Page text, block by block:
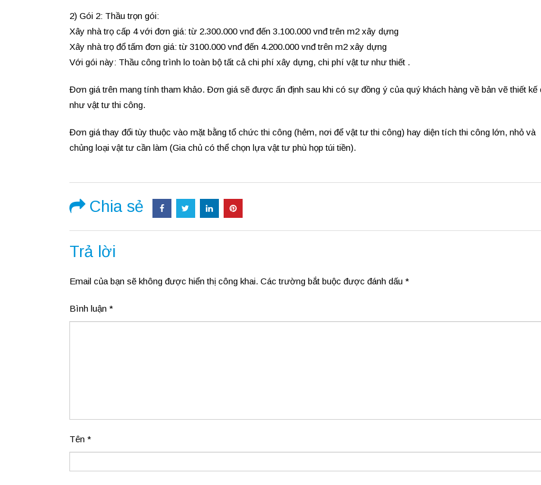
2) Gói 2: Thầu trọn gói:
Xây nhà trọ cấp 4 với đơn giá: từ 2.300.000 vnđ đến 3.100.000 vnđ trên m2 xây dựng
Xây nhà trọ đổ tấm đơn giá: từ 3100.000 vnđ đến 4.200.000 vnđ trên m2 xây dựng
Với gói này: Thầu công trình lo toàn bộ tất cả chi phí xây dựng, chi phí vật tư như thiết .
Đơn giá trên mang tính tham khảo. Đơn giá sẽ được ấn định sau khi có sự đồng ý của quý khách hàng về bản vẽ thiết kế
như vật tư thi công.
Đơn giá thay đổi tùy thuộc vào mặt bằng tổ chức thi công (hẻm, nơi để vật tư thi công) hay diện tích thi công lớn, nhỏ và
chủng loại vật tư cần làm (Gia chủ có thể chọn lựa vật tư phù họp túi tiền).
Chia sẻ
Trả lời
Email của bạn sẽ không được hiển thị công khai. Các trường bắt buộc được đánh dấu *
Bình luận *
Tên *